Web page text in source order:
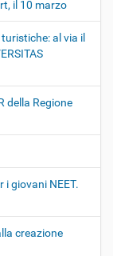
il 10 marzo
al via il
della Regione
i giovani NEET.
creazione